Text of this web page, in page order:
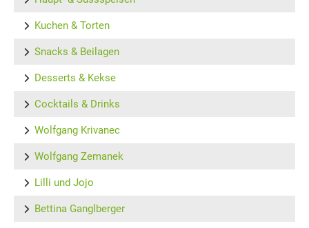
Kuchen & Torten
Snacks & Beilagen
Desserts & Kekse
Cocktails & Drinks
Wolfgang Krivanec
Wolfgang Zemanek
Lilli und Jojo
Bettina Ganglberger